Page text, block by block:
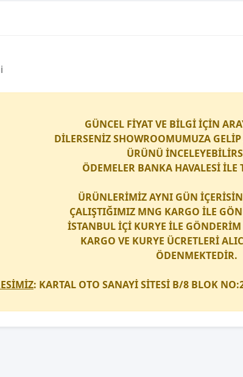
GÜNCEL FİYAT VE BİLGİ İÇİN
DİLERSENİZ SHOWROOMUMUZA
ÜRÜNÜ
ÖDEMELER BANKA HAVALESİ İLE
ÜRÜNLERİMİZ AYNI GÜN
ÇALIŞTIĞIMIZ MNG KARGO İLE
İSTANBUL İÇİ KURYE İLE
KARGO VE KURYE ÜCRETLERİ
ÖDENMEKTEDİR.
: KARTAL OTO SANAYİ SİTESİ B/8 BLOK